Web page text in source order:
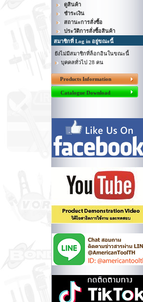
ดูสินค้า
ชำระเงิน
สถานะการสั่งซื้อ
ประวัติการสั่งซื้อสินค้า
สมาชิกที่ Log in อยู่ขณะนี้
ยังไม่มีสมาชิกที่ล็อกอินในขณะนี้
บุคคลทั่วไป 28 คน
Products Information
Catalogue Download